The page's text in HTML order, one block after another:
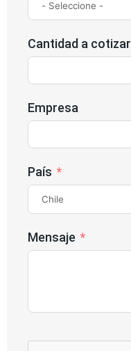
Cantidad a cotizar
Empresa
País
Mensaje